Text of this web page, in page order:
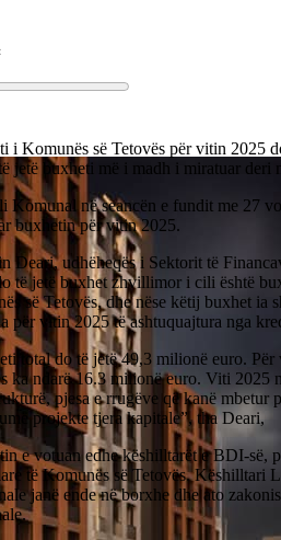
i Komunës së Tetovës për vitin 2025
jetë buxheti më i madh i miratuar deri
Komunal në seancën e fundit me 27
buxhetin për vitin 2025.
Deari, udhëheqës i Sektorit të
të jetë buxhet zhvillimor i cili është
së Tetovës, dhe nëse këtij buxhet ia
për vitin 2025 të ashtuquajtura nga
total do të jetë 49,3 milionë euro.
ka ndarë 16.3 milionë euro. Viti 2025
pjesa e rrugëve që kanë mbetur
projekte tjera kapitale”, tha Deari,
e votuan edhe këshilltarët e BDI-së,
të Komunës së Tetovës. Këshilltari
janë ende në borxhe dhe ato